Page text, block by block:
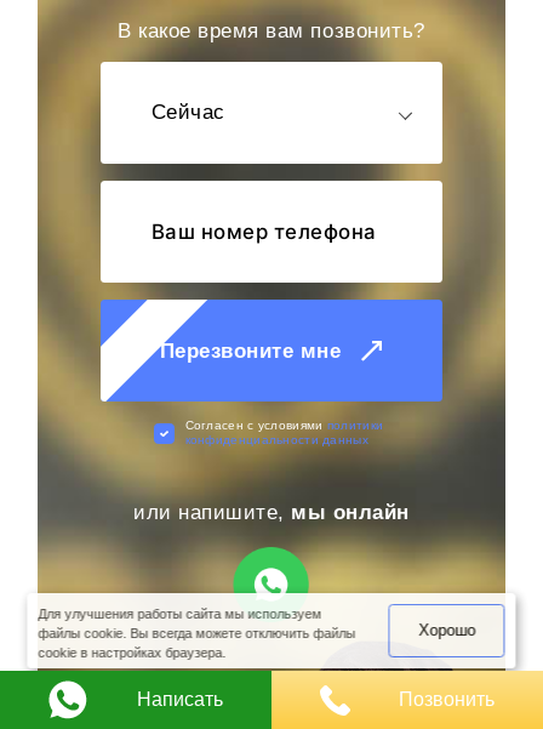
Антон
В какое время вам позвонить?
Сейчас
Перезвоните мне
Cогласен с условиями политики
конфиденциальности данных
или напишите, мы онлайн
Для улучшения работы сайта мы используем
файлы cookie. Вы всегда можете отключить файлы
cookie в настройках браузера.
Хорошо
Написать Позвонить